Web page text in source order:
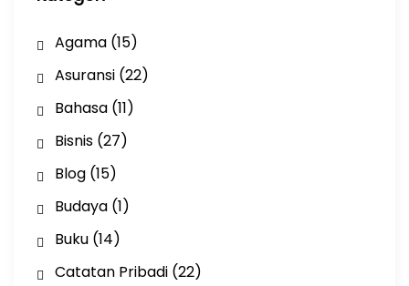
Agama(15)
Asuransi(22)
Bahasa(11)
Bisnis(27)
Blog(15)
Budaya(1)
Buku(14)
Catatan Pribadi(22)